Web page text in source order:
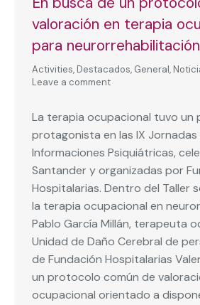
valoración en terapia
para neurorrehabilitación
Activities, Destacados, General,
Leave a comment
La terapia ocupacional tuvo un
protagonista en las IX
Informaciones Psiquiátricas,
Santander y organizadas por
Hospitalarias. Dentro del Taller
la terapia ocupacional en
Pablo García Millán, terapeuta
Unidad de Daño Cerebral de
de Fundación Hospitalarias
un protocolo común de
ocupacional orientado a